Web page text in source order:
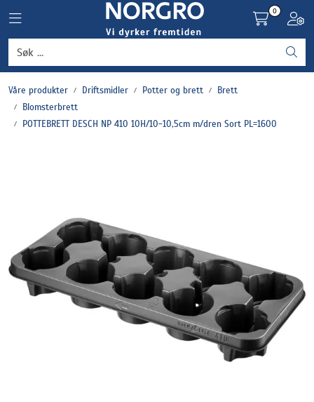
Toggle navigation
0
Våre produkter Driftsmidler Potter og brett
Brett
Blomsterbrett
POTTEBRETT DESCH NP 410 10H/10-10,5cm m/dren Sort PL=1600
Grønnsaker
Settepotet og setteløk
Driftsmidler